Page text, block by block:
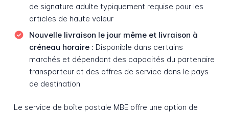
de signature adulte typiquement requise pour les
articles de haute valeur
Nouvelle livraison le jour même et livraison à
créneau horaire : Disponible dans certains
marchés et dépendant des capacités du partenaire
transporteur et des offres de service dans le pays
de destination
Le service de boîte postale MBE offre une option de